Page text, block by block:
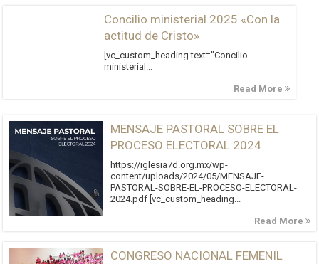
Concilio ministerial 2025 «Con la
actitud de Cristo»
[vc_custom_heading text="Concilio
ministerial...
Read More
MENSAJE PASTORAL SOBRE EL
PROCESO ELECTORAL 2024
https://iglesia7d.org.mx/wp-
content/uploads/2024/05/MENSAJE-
PASTORAL-SOBRE-EL-PROCESO-ELECTORAL-
2024.pdf [vc_custom_heading...
Read More
CONGRESO NACIONAL FEMENIL